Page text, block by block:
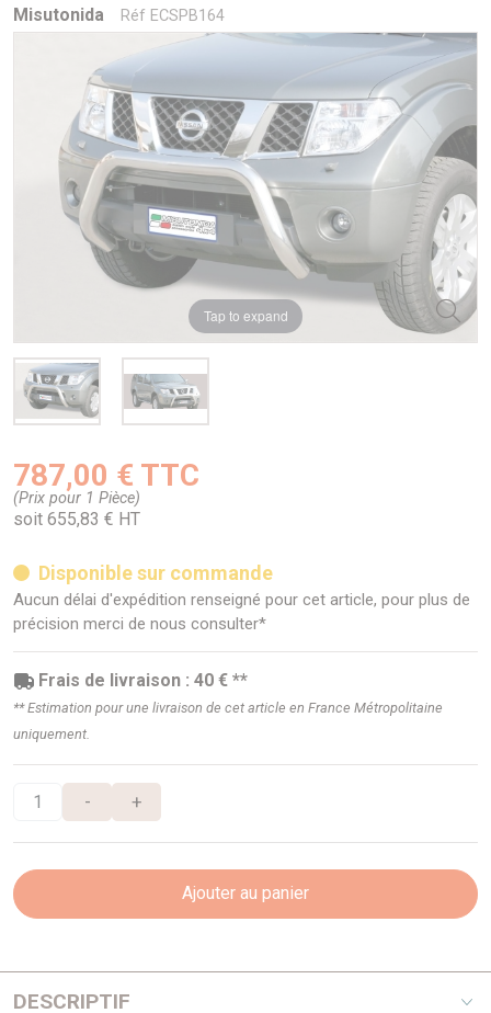
Misutonida Réf ECSPB164
Tap to expand
787,00 € TTC
(Prix pour 1 Pièce)
soit 655,83 € HT
Disponible sur commande
Aucun délai d'expédition renseigné pour cet article, pour plus de
précision merci de nous consulter*
Frais de livraison : 40 € **
** Estimation pour une livraison de cet article en France Métropolitaine
uniquement.
- +
Ajouter au panier
DESCRIPTIF